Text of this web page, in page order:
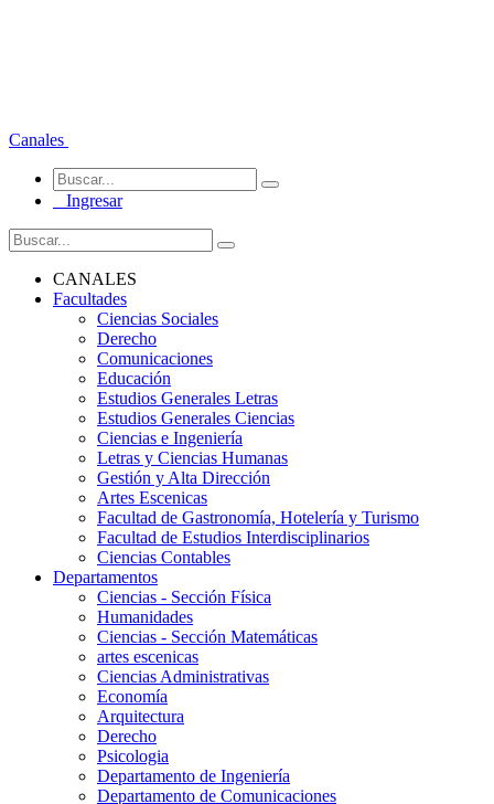
Canales
Ingresar
CANALES
Facultades
Ciencias Sociales
Derecho
Comunicaciones
Educación
Estudios Generales Letras
Estudios Generales Ciencias
Ciencias e Ingeniería
Letras y Ciencias Humanas
Gestión y Alta Dirección
Artes Escenicas
Facultad de Gastronomía, Hotelería y Turismo
Facultad de Estudios Interdisciplinarios
Ciencias Contables
Departamentos
Ciencias - Sección Física
Humanidades
Ciencias - Sección Matemáticas
artes escenicas
Ciencias Administrativas
Economía
Arquitectura
Derecho
Psicologia
Departamento de Ingeniería
Departamento de Comunicaciones